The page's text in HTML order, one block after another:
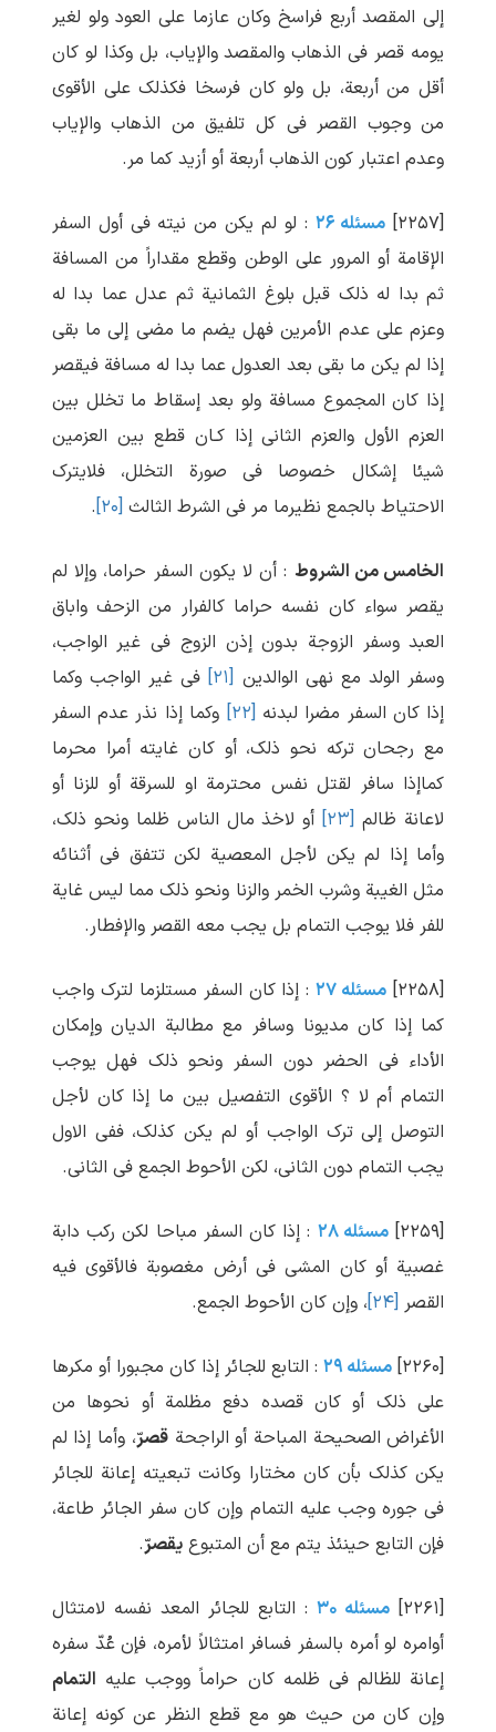
إلی المقصد أربع فراسخ وکان عازما علی العود ولو لغیر
یومه قصر فی الذهاب والمقصد والإیاب، بل وکذا لو کان
أقل من أربعة، بل ولو کان فرسخا فکذلک علی الأقوی
من وجوب القصر فی کل تلفیق من الذهاب والإیاب
وعدم اعتبار کون الذهاب أربعة أو أزید کما مر.
[۲۲۵۷] مسئله ۲۶
: لو لم یکن من نیته فی أول السفر
الإقامة أو المرور علی الوطن وقطع مقداراً من المسافة
ثم بدا له ذلک قبل بلوغ الثمانیة ثم عدل عما بدا له
وعزم علی عدم الأمرین فهل یضم ما مضی إلی ما بقی
إذا لم یکن ما بقی بعد العدول عما بدا له مسافة فیقصر
إذا کان المجموع مسافة ولو بعد إسقاط ما تخلل بین
العزم الأول والعزم الثانی إذا کـان قطع بین العزمین
شیئا إشکال خصوصا فی صورة التخلل، فلایترک
الاحتیاط بالجمع نظیرما مر فی الشرط الثالث [۲۰] .
الخامس من الشروط : أن لا یکون السفر حراما، وإلا لم
یقصر سواء کان نفسه حراما کالفرار من الزحف واباق
العبد وسفر الزوجة بدون إذن الزوج فی غیر الواجب،
وسفر الولد مع نهی الوالدین [۲۱]
فی غیر الواجب وکما
إذا کان السفر مضرا لبدنه [۲۲]
وکما إذا نذر عدم السفر
مع رجحان ترکه نحو ذلک، أو کان غایته أمرا محرما
کماإذا سافر لقتل نفس محترمة او للسرقة أو للزنا أو
لاعانة ظالم [۲۳]
أو لاخذ مال الناس ظلما ونحو ذلک،
وأما إذا لم یکن لأجل المعصیة لکن تتفق فی أثنائه
مثل الغیبة وشرب الخمر والزنا ونحو ذلک مما لیس غایة
للفر فلا یوجب التمام بل یجب معه القصر والإفطار.
[۲۲۵۸] مسئله ۲۷
: إذا کان السفر مستلزما لترک واجب
کما إذا کان مدیونا وسافر مع مطالبة الدیان وإمکان
الأداء فی الحضر دون السفر ونحو ذلک فهل یوجب
التمام أم لا ؟ الأقوی التفصیل بین ما إذا کان لأجل
التوصل إلی ترک الواجب أو لم یکن کذلک، ففی الاول
یجب التمام دون الثانی، لکن الأحوط الجمع فی الثانی.
[۲۲۵۹] مسئله ۲۸
: إذا کان السفر مباحا لکن رکب دابة
غصبیة أو کان المشی فی أرض مغصوبة فالأقوی فیه
القصر [۲۴] ، وإن کان الأحوط الجمع.
[۲۲۶۰] مسئله ۲۹
: التابع للجائر إذا کان مجبورا أو مکرها
علی ذلک أو کان قصده دفع مظلمة أو نحوها من
الأغراض الصحیحة المباحة أو الراجحةقصرّ، وأما إذا لم
یکن کذلک بأن کان مختارا وکانت تبعیته إعانة للجائر
فی جوره وجب علیه التمام وإن کان سفر الجائر طاعة،
فإن التابع حینئذ یتم مع أن المتبوع یقصرّ.
[۲۲۶۱] مسئله ۳۰
: التابع للجائر المعد نفسه لامتثال
أوامره لو أمره بالسفر فسافر امتثالاً لأمره، فإن عُدّ سفره
إعانة للظالم فی ظلمه کان حراماً ووجب علیه التمام
وإن کان من حیث هو مع قطع النظر عن کونه إعانة